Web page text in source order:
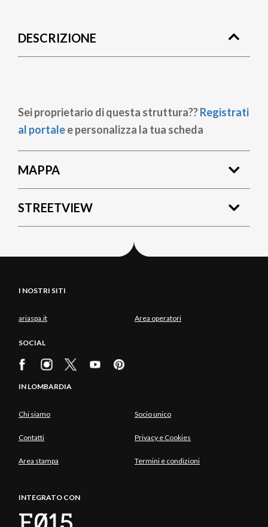
pane
DESCRIZIONE
Sei proprietario di questa struttura??Registrati
al portalee personalizza la tua scheda
MAPPA
STREETVIEW
I NOSTRI SITI
ariaspa.it Area operatori
SOCIAL
IN LOMBARDIA
Chi siamo Socio unico
Contatti Privacy e Cookies
Area stampa Termini e condizioni
INTEGRATO CON